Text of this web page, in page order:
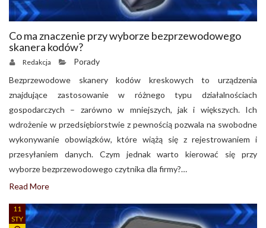
Co ma znaczenie przy wyborze bezprzewodowego
skanera kodów?
Redakcja
Porady
Bezprzewodowe skanery kodów kreskowych to urządzenia
znajdujące zastosowanie w różnego typu działalnościach
gospodarczych – zarówno w mniejszych, jak i większych. Ich
wdrożenie w przedsiębiorstwie z pewnością pozwala na swobodne
wykonywanie obowiązków, które wiążą się z rejestrowaniem i
przesyłaniem danych. Czym jednak warto kierować się przy
wyborze bezprzewodowego czytnika dla firmy?…
Read More
11
STY